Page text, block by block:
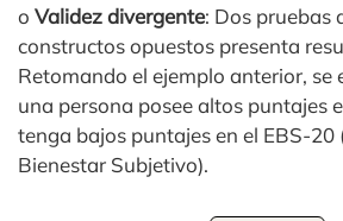
o Validez divergente: Dos pruebas
constructos opuestos presenta
Retomando el ejemplo anterior, se
una persona posee altos puntajes
tenga bajos puntajes en el EBS-20
Bienestar Subjetivo).